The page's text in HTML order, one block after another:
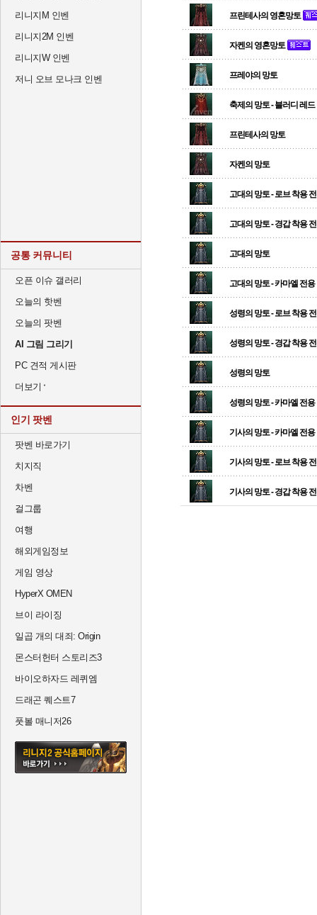
리니지M 인벤
리니지2M 인벤
리니지W 인벤
저니 오브 모나크 인벤
공통 커뮤니티
오픈 이슈 갤러리
오늘의 핫벤
오늘의 팟벤
AI 그림 그리기
PC 견적 게시판
더보기
인기 팟벤
팟벤 바로가기
치지직
차벤
걸그룹
여행
해외게임정보
게임 영상
HyperX OMEN
브이 라이징
일곱 개의 대죄: Origin
몬스터헌터 스토리즈3
바이오하자드 레퀴엠
드래곤 퀘스트7
풋볼 매니저26
프린테사의 영혼망토
자켄의 영혼망토
프레야의 망토
축제의 망토 - 블러디 레드
프린테사의 망토
자켄의 망토
고대의 망토 - 로브 착용
고대의 망토 - 경갑 착용
고대의 망토
고대의 망토 - 카마엘 전용
성령의 망토 - 로브 착용
성령의 망토 - 경갑 착용
성령의 망토
성령의 망토 - 카마엘 전용
기사의 망토 - 카마엘 전용
기사의 망토 - 로브 착용
기사의 망토 - 경갑 착용